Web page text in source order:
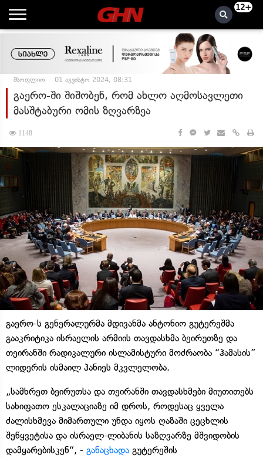
12+
მსოფლიო 01 აგვისტო 2024, 08:31
გაერო-ში შიშობენ, რომ ახლო აღმოსავლეთი
მასშტაბური ომის ზღვარზეა
1148
გაერო-ს გენერალურმა მდივანმა ანტონიო გუტერეშმა
გააკრიტიკა ისრაელის არმიის თავდასხმა ბეირუთზე და
თეირანში რადიკალური ისლამისტური მოძრაობა “ჰამასის”
ლიდერის ისმაილ ჰანიეს მკვლელობა.
„სამხრეთ ბეირუთსა და თეირანში თავდასხმები მიუთითებს
სახიფათო ესკალაციაზე იმ დროს, როდესაც ყველა
ძალისხმევა მიმართული უნდა იყოს ღაზაში ცეცხლის
შეწყვეტისა და ისრაელ-ლიბანის საზღვარზე მშვიდობის
დამყარებისკენ“, - განაცხადა გუტერეშის